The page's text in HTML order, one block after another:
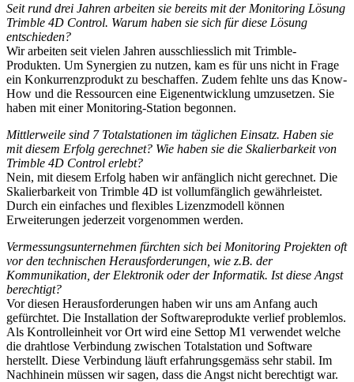
Seit rund drei Jahren arbeiten sie bereits mit der Monitoring Lösung
Trimble 4D Control. Warum haben sie sich für diese Lösung
entschieden?
Wir arbeiten seit vielen Jahren ausschliesslich mit Trimble-
Produkten. Um Synergien zu nutzen, kam es für uns nicht in Frage
ein Konkurrenzprodukt zu beschaffen. Zudem fehlte uns das Know-
How und die Ressourcen eine Eigenentwicklung umzusetzen. Sie
haben mit einer Monitoring-Station begonnen.
Mittlerweile sind 7 Totalstationen im täglichen Einsatz. Haben sie
mit diesem Erfolg gerechnet? Wie haben sie die Skalierbarkeit von
Trimble 4D Control erlebt?
Nein, mit diesem Erfolg haben wir anfänglich nicht gerechnet. Die
Skalierbarkeit von Trimble 4D ist vollumfänglich gewährleistet.
Durch ein einfaches und flexibles Lizenzmodell können
Erweiterungen jederzeit vorgenommen werden.
Vermessungsunternehmen fürchten sich bei Monitoring Projekten oft
vor den technischen Herausforderungen, wie z.B. der
Kommunikation, der Elektronik oder der Informatik. Ist diese Angst
berechtigt?
Vor diesen Herausforderungen haben wir uns am Anfang auch
gefürchtet. Die Installation der Softwareprodukte verlief problemlos.
Als Kontrolleinheit vor Ort wird eine Settop M1 verwendet welche
die drahtlose Verbindung zwischen Totalstation und Software
herstellt. Diese Verbindung läuft erfahrungsgemäss sehr stabil. Im
Nachhinein müssen wir sagen, dass die Angst nicht berechtigt war.